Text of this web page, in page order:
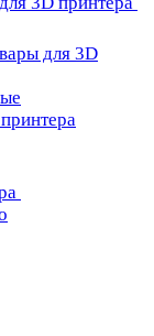
для 3D